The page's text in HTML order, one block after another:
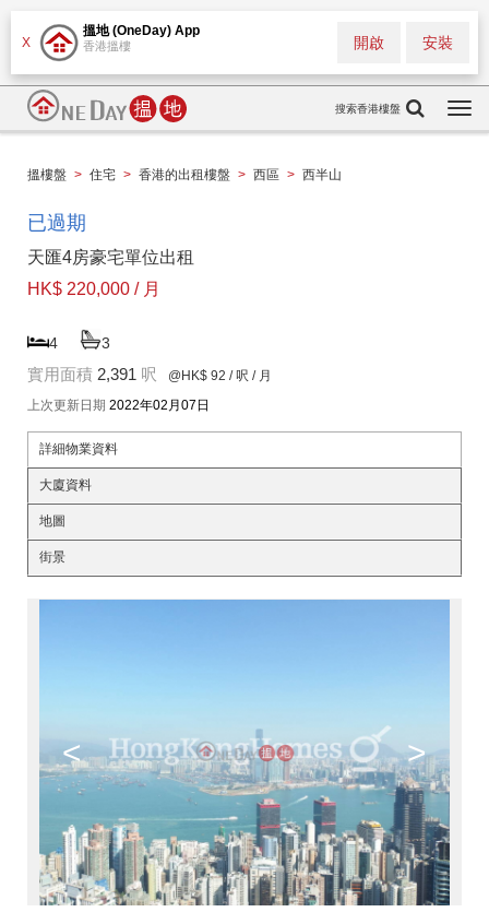
X
搵地 (OneDay) App
香港搵樓 安裝
開啟
搜索香港樓盤
搵樓盤 > 住宅 > 香港的出租樓盤 > 西區 > 西半山
已過期
天匯4房豪宅單位出租
HK$ 220,000 / 月
4 3
實用面積 2,391 呎 @HK$ 92 / 呎 / 月
上次更新日期 2022年02月07日
詳細物業資料
大廈資料
地圖
街景
< >